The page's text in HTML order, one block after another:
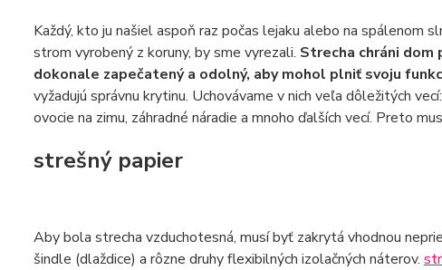
Každý, kto ju našiel aspoň raz počas lejaku alebo na spálenom
strom vyrobený z koruny, by sme vyrezali. Strecha chráni
dokonale zapečatený a odolný, aby mohol plniť svoju
vyžadujú správnu krytinu. Uchovávame v nich veľa dôležitých
ovocie na zimu, záhradné náradie a mnoho ďalších vecí. Preto
strešný papier
Aby bola strecha vzduchotesná, musí byť zakrytá vhodnou
šindle (dlaždice) a rôzne druhy flexibilných izolačných náterov.